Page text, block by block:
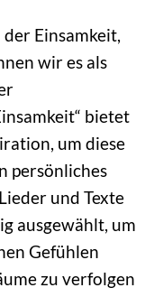
Einsamkeit,
wir es als
bietet
um diese
persönliches
und Texte
ausgewählt, um
Gefühlen
zu verfolgen